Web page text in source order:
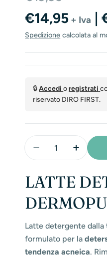
di
vendita
normale
€14,95 + Iva |
Spedizione calcolata al
🔒Accedi oregistrati
riservato DIRO FIRST.
Diminuisci La
LATTE
Latte detergente dalla
formulato per la
tendenza acneica.